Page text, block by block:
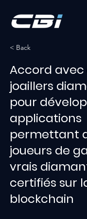
< Back
Accord avec
joaillers
pour
applications
permettant
joueurs de
vrais
certifiés sur
blockchain